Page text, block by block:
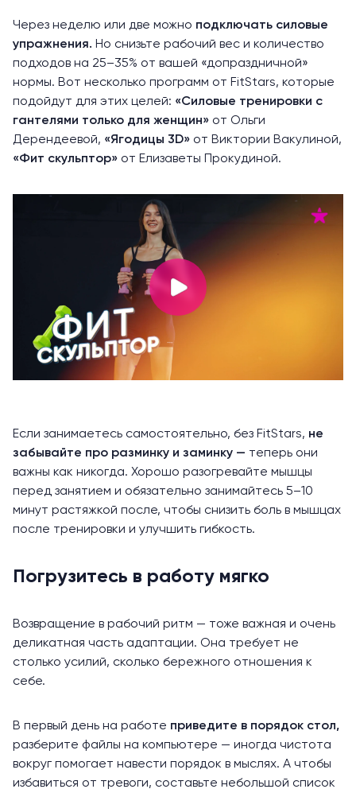
Через неделю или две можно подключать силовые
упражнения. Но снизьте рабочий вес и количество
подходов на 25–35% от вашей «допраздничной»
нормы. Вот несколько программ от FitStars, которые
подойдут для этих целей: «Силовые тренировки с
гантелями только для женщин» от Ольги
Дерендеевой, «Ягодицы 3D» от Виктории Вакулиной,
«Фит скульптор» от Елизаветы Прокудиной.
Если занимаетесь самостоятельно, без FitStars, не
забывайте про разминку и заминку — теперь они
важны как никогда. Хорошо разогревайте мышцы
перед занятием и обязательно занимайтесь 5–10
минут растяжкой после, чтобы снизить боль в мышцах
после тренировки и улучшить гибкость.
Погрузитесь в работу мягко
Возвращение в рабочий ритм — тоже важная и очень
деликатная часть адаптации. Она требует не
столько усилий, сколько бережного отношения к
себе.
В первый день на работе приведите в порядок стол,
разберите файлы на компьютере — иногда чистота
вокруг помогает навести порядок в мыслях. А чтобы
избавиться от тревоги, составьте небольшой список